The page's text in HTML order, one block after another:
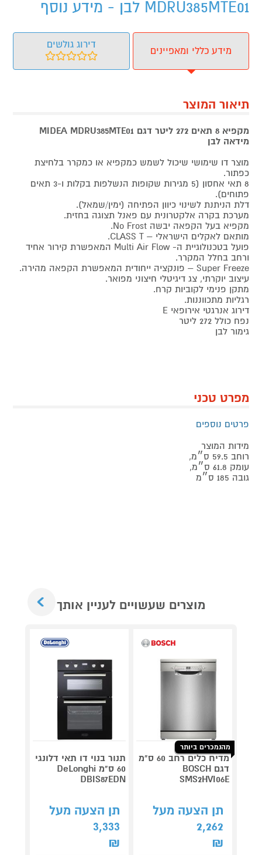
MDRU385MTE01 לבן - מידע נוסף
מידע כללי ומאפיינים
דירוג גולשים
תיאור המוצר
מקפיא 8 תאים 272 ליטר דגם MIDEA MDRU385MTE01
מידאה לבן
מוצר דו שימושי שיכול לשמש כמקפיא או כמקרר בלחיצת
כפתור.
8 תאי אחסון (5 מגירות שקופות הנשלפות בקלות ו-3 תאים
פתוחים).
דלת הניתנת לשינוי כיוון הפתיחה (ימין/שמאל).
מערכת בקרה אלקטרונית עם פאנל תצוגה בחזית.
מקפיא בעל הקפאה יבשה No Frost.
מותאם לאקלים הישראלי – CLASS T.
פועל בטכנולוגיית ה- Multi Air Flow המאפשרת קירור אחיד
ורחב בחלל המקרר.
Super Freeze – פונקציה ייחודית המאפשרת הקפאה מהירה.
עיצוב יוקרתי, צג דיגיטלי חיצוני מפואר.
מתקן פנימי לקוביות קרח.
רגליות מתכווננות.
דירוג אנרגטי אירופאי E
נפח כולל 272 ליטר
גימור לבן
מפרט טכני
פרטים נוספים
מידות המוצר
רוחב 59.5 ס״מ,
עומק 61.8 ס״מ,
גובה 185 ס״מ
מוצרים שעשויים לעניין אותך
מהנמכרים ביותר
מדיח כלים רחב 60 ס"מ
דגם BOSCH
SMS2HVI06E
תן הצעה מעל
2,262
₪
תנור בנוי דו תאי דלונגי
60 ס"מ DeLonghi
DBIS87EDN
תן הצעה מעל
3,333
₪